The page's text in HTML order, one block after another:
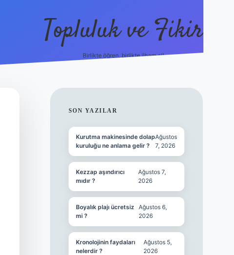
Topluluk ve Fikir
Birlikte öğren, birlikte ilham al!
SIDEBAR
SON YAZILAR
Kurutma makinesinde dolap
kuruluğu ne anlama gelir ?
Ağustos
7, 2026
Kezzap aşındırıcı
mıdır ?
Ağustos 7,
2026
Boyalık plajı ücretsiz
mi ?
Ağustos 6,
2026
Kronolojinin faydaları
nelerdir ?
Ağustos 5,
2026